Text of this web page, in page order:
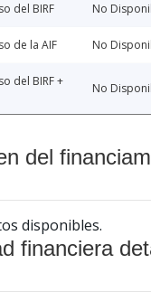
del BIRF No
de la AIF No
del BIRF +
No
del
disponibles.
financiera